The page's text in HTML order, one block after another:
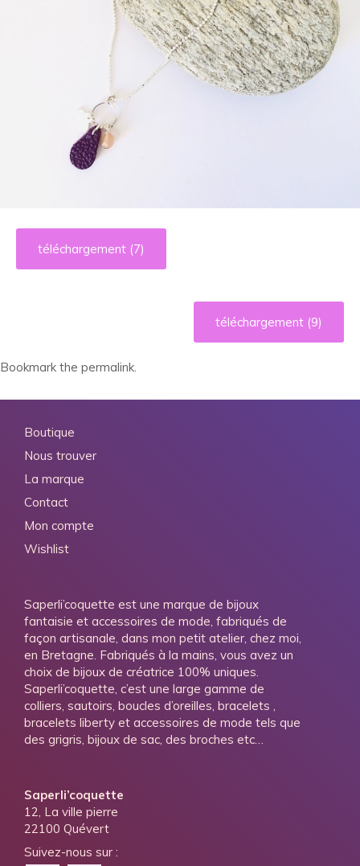
téléchargement (7)
téléchargement (9)
Bookmark the permalink
Boutique
Nous trouver
La marque
Contact
Mon compte
Wishlist
Saperli’coquette est une marque de bijoux
fantaisie et accessoires de mode, fabriqués de
façon artisanale, dans mon petit atelier, chez moi,
en Bretagne. Fabriqués à la mains, vous avez un
choix de bijoux de créatrice 100% uniques.
Saperli’coquette, c’est une large gamme de
colliers, sautoirs, boucles d’oreilles, bracelets ,
bracelets liberty et accessoires de mode tels que
des grigris, bijoux de sac, des broches etc…
Saperli’coquette
12, La ville pierre
22100 Quévert
Suivez-nous sur :